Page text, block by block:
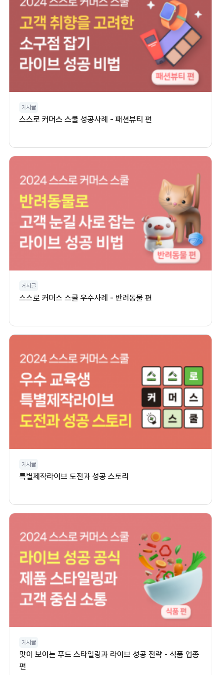
게시글
스스로 커머스 스쿨 성공사례 - 패션뷰티 편
게시글
스스로 커머스 스쿨 우수사례 - 반려동물 편
게시글
특별제작라이브 도전과 성공 스토리
게시글
맛이 보이는 푸드 스타일링과 라이브 성공 전략 - 식품 업종
편